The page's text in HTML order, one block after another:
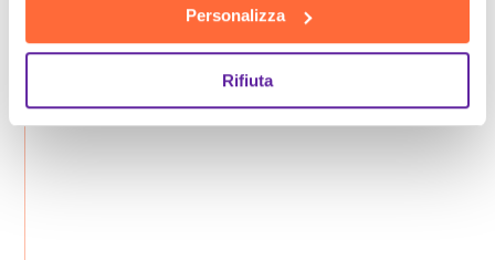
Personalizza
Rifiuta